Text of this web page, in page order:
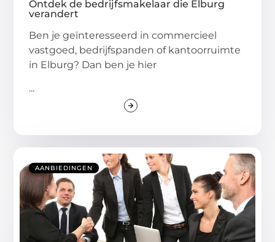
Ontdek de bedrijfsmakelaar die Elburg
verandert
Ben je geïnteresseerd in commercieel
vastgoed, bedrijfspanden of kantoorruimte
in Elburg? Dan ben je hier
...
AANBIEDINGEN